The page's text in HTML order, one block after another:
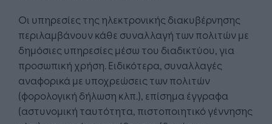
Οι υπηρεσίες της ηλεκτρονικής διακυβέρνησης
περιλαμβάνουν κάθε συναλλαγή των πολιτών με
δημόσιες υπηρεσίες μέσω του διαδικτύου, για
προσωπική χρήση. Ειδικότερα, συναλλαγές
αναφορικά με υποχρεώσεις των πολιτών
(φορολογική δήλωση κλπ.), επίσημα έγγραφα
(αστυνομική ταυτότητα, πιστοποιητικό γέννησης